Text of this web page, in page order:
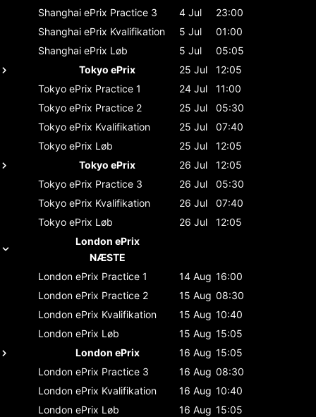
Shanghai ePrix Practice 3 4 Jul
23:00
Shanghai ePrix Kvalifikation 5 Jul
01:00
Shanghai ePrix Løb 5 Jul
05:05
Tokyo ePrix
25 Jul
12:05
Tokyo ePrix Practice 1 24 Jul
11:00
Tokyo ePrix Practice 2 25 Jul
05:30
Tokyo ePrix Kvalifikation 25 Jul
07:40
Tokyo ePrix Løb 25 Jul
12:05
Tokyo ePrix
26 Jul
12:05
Tokyo ePrix Practice 3 26 Jul
05:30
Tokyo ePrix Kvalifikation 26 Jul
07:40
Tokyo ePrix Løb 26 Jul
12:05
London ePrix
NÆSTE
London ePrix Practice 1 14 Aug 16:00
London ePrix Practice 2 15 Aug 08:30
London ePrix Kvalifikation 15 Aug 10:40
London ePrix Løb 15 Aug 15:05
London ePrix
16 Aug 15:05
London ePrix Practice 3 16 Aug 08:30
London ePrix Kvalifikation 16 Aug 10:40
London ePrix Løb 16 Aug 15:05